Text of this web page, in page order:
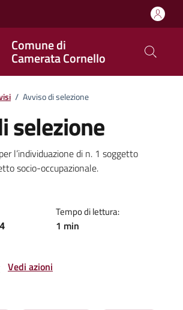
Comune di
Camerata Cornello
/ Avviso di selezione
selezione
notizia
l’individuazione di n. 1 soggetto
socio-occupazionale.
Tempo di lettura:
1 min
Vedi azioni